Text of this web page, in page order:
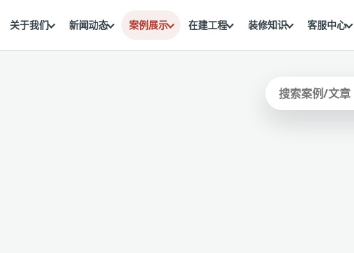
关于我们 新闻动态 案例展示 在建工程 装修知识 客服中心
站内搜索